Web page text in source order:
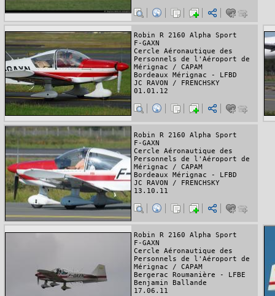
Robin R 2160 Alpha Sport
F-GAXN
Cercle Aéronautique des
Personnels de l'Aéroport de
Mérignac / CAPAM
Bordeaux Mérignac - LFBD
JC RAVON / FRENCHSKY
01.01.12
Robin R 2160 Alpha Sport
F-GAXN
Cercle Aéronautique des
Personnels de l'Aéroport de
Mérignac / CAPAM
Bordeaux Mérignac - LFBD
JC RAVON / FRENCHSKY
13.10.11
Robin R 2160 Alpha Sport
F-GAXN
Cercle Aéronautique des
Personnels de l'Aéroport de
Mérignac / CAPAM
Bergerac Roumanière - LFBE
Benjamin Ballande
17.06.11